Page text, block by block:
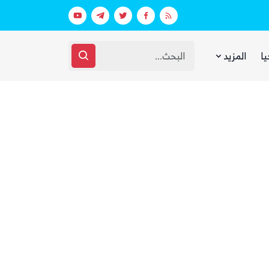
بعد يومين من الانفجار.. الحوثيون ينتشلون جثث 26 من عناصر «القوة الصاروخية» في نفق بين الحيمة ومناخة الحوثيون يرسلون تعزيزات عسكرية
المزيد